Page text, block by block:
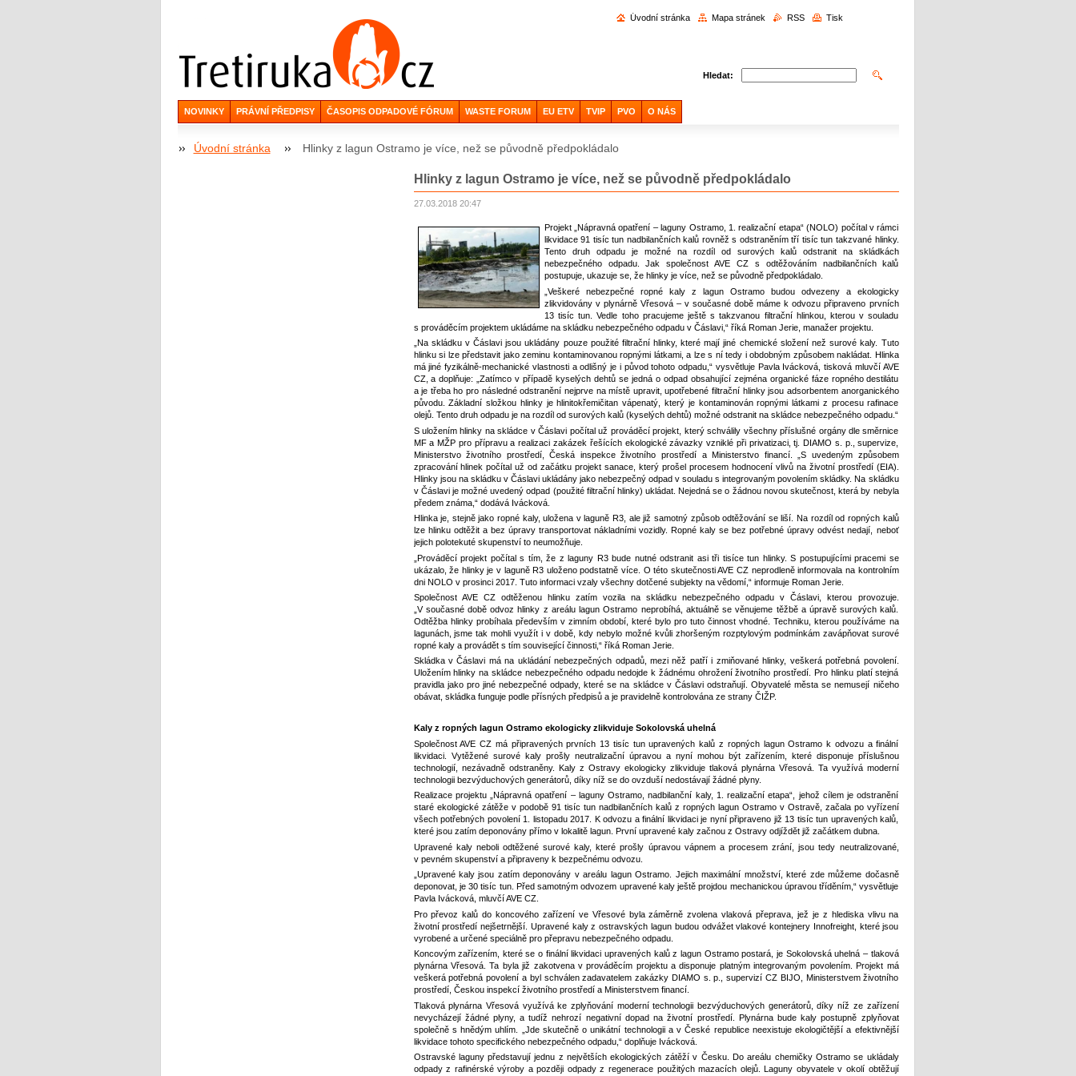
Hledat:
Úvodní stránka Mapa stránek RSS Tisk
NOVINKY PRÁVNÍ PŘEDPISY ČASOPIS ODPADOVÉ FÓRUM WASTE FORUM EU ETV TVIP PVO O NÁS
Úvodní stránka Hlinky z lagun Ostramo je více, než se původně předpokládalo
Hlinky z lagun Ostramo je více, než se původně předpokládalo
27.03.2018 20:47
Projekt „Nápravná opatření – laguny Ostramo, 1. realizační etapa“ (NOLO) počítal v rámci
likvidace 91 tisíc tun nadbilančních kalů rovněž s odstraněním tří tisíc tun takzvané hlinky.
Tento druh odpadu je možné na rozdíl od surových kalů odstranit na skládkách
nebezpečného odpadu. Jak společnost AVE CZ s odtěžováním nadbilančních kalů
postupuje, ukazuje se, že hlinky je více, než se původně předpokládalo.
„Veškeré nebezpečné ropné kaly z lagun Ostramo budou odvezeny a ekologicky
zlikvidovány v plynárně Vřesová – v současné době máme k odvozu připraveno prvních
13 tisíc tun. Vedle toho pracujeme ještě s takzvanou filtrační hlinkou, kterou v souladu
s prováděcím projektem ukládáme na skládku nebezpečného odpadu v Čáslavi,“ říká Roman Jerie, manažer projektu.
„Na skládku v Čáslavi jsou ukládány pouze použité filtrační hlinky, které mají jiné chemické složení než surové kaly. Tuto
hlinku si lze představit jako zeminu kontaminovanou ropnými látkami, a lze s ní tedy i obdobným způsobem nakládat. Hlinka
má jiné fyzikálně-mechanické vlastnosti a odlišný je i původ tohoto odpadu,“ vysvětluje Pavla Ivácková, tisková mluvčí AVE
CZ, a doplňuje: „Zatímco v případě kyselých dehtů se jedná o odpad obsahující zejména organické fáze ropného destilátu
a je třeba ho pro následné odstranění nejprve na místě upravit, upotřebené filtrační hlinky jsou adsorbentem anorganického
původu. Základní složkou hlinky je hlinitokřemičitan vápenatý, který je kontaminován ropnými látkami z procesu rafinace
olejů. Tento druh odpadu je na rozdíl od surových kalů (kyselých dehtů) možné odstranit na skládce nebezpečného odpadu.“
S uložením hlinky na skládce v Čáslavi počítal už prováděcí projekt, který schválily všechny příslušné orgány dle směrnice
MF a MŽP pro přípravu a realizaci zakázek řešících ekologické závazky vzniklé při privatizaci, tj. DIAMO s. p., supervize,
Ministerstvo životního prostředí, Česká inspekce životního prostředí a Ministerstvo financí. „S uvedeným způsobem
zpracování hlinek počítal už od začátku projekt sanace, který prošel procesem hodnocení vlivů na životní prostředí (EIA).
Hlinky jsou na skládku v Čáslavi ukládány jako nebezpečný odpad v souladu s integrovaným povolením skládky. Na skládku
v Čáslavi je možné uvedený odpad (použité filtrační hlinky) ukládat. Nejedná se o žádnou novou skutečnost, která by nebyla
předem známa,“ dodává Ivácková.
Hlinka je, stejně jako ropné kaly, uložena v laguně R3, ale již samotný způsob odtěžování se liší. Na rozdíl od ropných kalů
lze hlinku odtěžit a bez úpravy transportovat nákladními vozidly. Ropné kaly se bez potřebné úpravy odvést nedají, neboť
jejich polotekuté skupenství to neumožňuje.
„Prováděcí projekt počítal s tím, že z laguny R3 bude nutné odstranit asi tři tisíce tun hlinky. S postupujícími pracemi se
ukázalo, že hlinky je v laguně R3 uloženo podstatně více. O této skutečnosti AVE CZ neprodleně informovala na kontrolním
dni NOLO v prosinci 2017. Tuto informaci vzaly všechny dotčené subjekty na vědomí,“ informuje Roman Jerie.
Společnost AVE CZ odtěženou hlinku zatím vozila na skládku nebezpečného odpadu v Čáslavi, kterou provozuje.
„V současné době odvoz hlinky z areálu lagun Ostramo neprobíhá, aktuálně se věnujeme těžbě a úpravě surových kalů.
Odtěžba hlinky probíhala především v zimním období, které bylo pro tuto činnost vhodné. Techniku, kterou používáme na
lagunách, jsme tak mohli využít i v době, kdy nebylo možné kvůli zhoršeným rozptylovým podmínkám zavápňovat surové
ropné kaly a provádět s tím související činnosti,“ říká Roman Jerie.
Skládka v Čáslavi má na ukládání nebezpečných odpadů, mezi něž patří i zmiňované hlinky, veškerá potřebná povolení.
Uložením hlinky na skládce nebezpečného odpadu nedojde k žádnému ohrožení životního prostředí. Pro hlinku platí stejná
pravidla jako pro jiné nebezpečné odpady, které se na skládce v Čáslavi odstraňují. Obyvatelé města se nemusejí ničeho
obávat, skládka funguje podle přísných předpisů a je pravidelně kontrolována ze strany ČIŽP.
Kaly z ropných lagun Ostramo ekologicky zlikviduje Sokolovská uhelná
Společnost AVE CZ má připravených prvních 13 tisíc tun upravených kalů z ropných lagun Ostramo k odvozu a finální
likvidaci. Vytěžené surové kaly prošly neutralizační úpravou a nyní mohou být zařízením, které disponuje příslušnou
technologií, nezávadně odstraněny. Kaly z Ostravy ekologicky zlikviduje tlaková plynárna Vřesová. Ta využívá moderní
technologii bezvýduchových generátorů, díky níž se do ovzduší nedostávají žádné plyny.
Realizace projektu „Nápravná opatření – laguny Ostramo, nadbilanční kaly, 1. realizační etapa“, jehož cílem je odstranění
staré ekologické zátěže v podobě 91 tisíc tun nadbilančních kalů z ropných lagun Ostramo v Ostravě, začala po vyřízení
všech potřebných povolení 1. listopadu 2017. K odvozu a finální likvidaci je nyní připraveno již 13 tisíc tun upravených kalů,
které jsou zatím deponovány přímo v lokalitě lagun. První upravené kaly začnou z Ostravy odjíždět již začátkem dubna.
Upravené kaly neboli odtěžené surové kaly, které prošly úpravou vápnem a procesem zrání, jsou tedy neutralizované,
v pevném skupenství a připraveny k bezpečnému odvozu.
„Upravené kaly jsou zatím deponovány v areálu lagun Ostramo. Jejich maximální množství, které zde můžeme dočasně
deponovat, je 30 tisíc tun. Před samotným odvozem upravené kaly ještě projdou mechanickou úpravou tříděním,“ vysvětluje
Pavla Ivácková, mluvčí AVE CZ.
Pro převoz kalů do koncového zařízení ve Vřesové byla záměrně zvolena vlaková přeprava, jež je z hlediska vlivu na
životní prostředí nejšetrnější. Upravené kaly z ostravských lagun budou odvážet vlakové kontejnery Innofreight, které jsou
vyrobené a určené speciálně pro přepravu nebezpečného odpadu.
Koncovým zařízením, které se o finální likvidaci upravených kalů z lagun Ostramo postará, je Sokolovská uhelná – tlaková
plynárna Vřesová. Ta byla již zakotvena v prováděcím projektu a disponuje platným integrovaným povolením. Projekt má
veškerá potřebná povolení a byl schválen zadavatelem zakázky DIAMO s. p., supervizí CZ BIJO, Ministerstvem životního
prostředí, Českou inspekcí životního prostředí a Ministerstvem financí.
Tlaková plynárna Vřesová využívá ke zplyňování moderní technologii bezvýduchových generátorů, díky níž ze zařízení
nevycházejí žádné plyny, a tudíž nehrozí negativní dopad na životní prostředí. Plynárna bude kaly postupně zplyňovat
společně s hnědým uhlím. „Jde skutečně o unikátní technologii a v České republice neexistuje ekologičtější a efektivnější
likvidace tohoto specifického nebezpečného odpadu,“ doplňuje Ivácková.
Ostravské laguny představují jednu z největších ekologických zátěží v Česku. Do areálu chemičky Ostramo se ukládaly
odpady z rafinérské výroby a později odpady z regenerace použitých mazacích olejů. Laguny obyvatele v okolí obtěžují